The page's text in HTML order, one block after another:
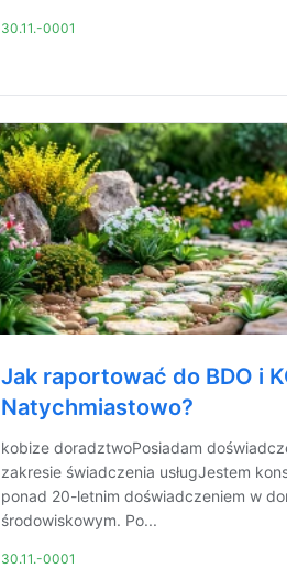
30.11.-0001
Jak raportować do BDO i
Natychmiastowo?
kobize doradztwoPosiadam
zakresie świadczenia usługJestem
ponad 20-letnim doświadczeniem w
środowiskowym. Po...
30.11.-0001